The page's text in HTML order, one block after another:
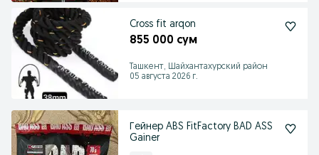
Cross fit arqon
855 000 сум
Ташкент, Шайхантахурский район
05 августа 2026 г.
Гейнер ABS FitFactory BAD ASS
Gainer